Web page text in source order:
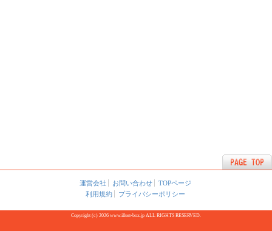
運営会社 お問い合わせ
TOPページ
利用規約
プライバシーポリシー
Copyright (c) 2026 www.illust-box.jp ALL RIGHTS RESERVED.